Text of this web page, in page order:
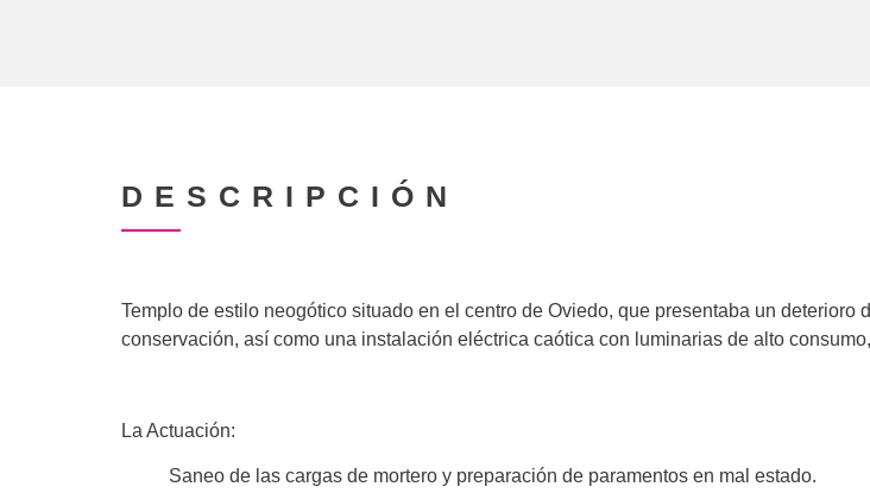
DESCRIPCIÓN
Templo de estilo neogótico situado en el centro de Oviedo, que presentaba un
conservación, así como una instalación eléctrica caótica con luminarias de alto
La Actuación:
Saneo de las cargas de mortero y preparación de paramentos en mal estado.